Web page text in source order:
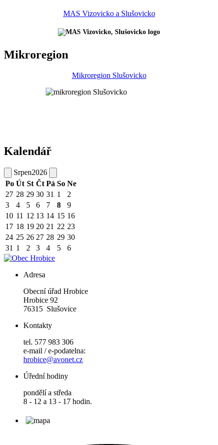
MAS Vizovicko a Slušovicko
Mikroregion
Mikroregion Slušovicko
Kalendář
Srpen2026
Po Út St Čt Pá So Ne
27 28 29 30 31 1
2
3
4 5 6 7 8
9
10 11 12 13 14 15 16
17 18 19 20 21 22 23
24 25 26 27 28 29 30
31 1 2 3 4 5 6
Adresa
Obecní úřad Hrobice
Hrobice 92
76315 Slušovice
Kontakty
tel. 577 983 306
e-mail / e-podatelna:
hrobice@avonet.cz
Úřední hodiny
pondělí a středa
8 - 12 a 13 - 17 hodin.